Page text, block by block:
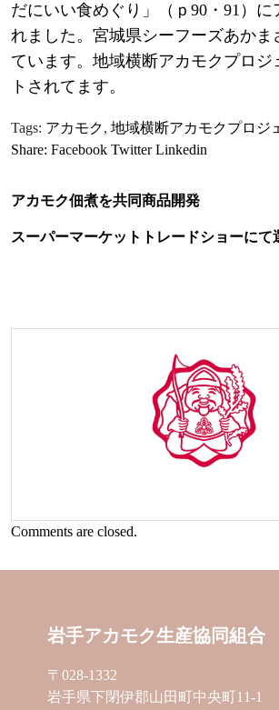
だにいい食めぐり」（ｐ90・91）に
れました。宮城県シーフーズあかま
ています。地域横断アカモクプロジ
トされてます。
Tags: アカモク, 地域横断アカモクプロジ
Share: Facebook Twitter Linkedin
アカモク佃煮を共同商品開発
スーパーマーケットトレードショーにて
Comments are closed.
岩手アカモク生産協同組合
〒028-1332
岩手県下閉伊郡山田町中央町11-1